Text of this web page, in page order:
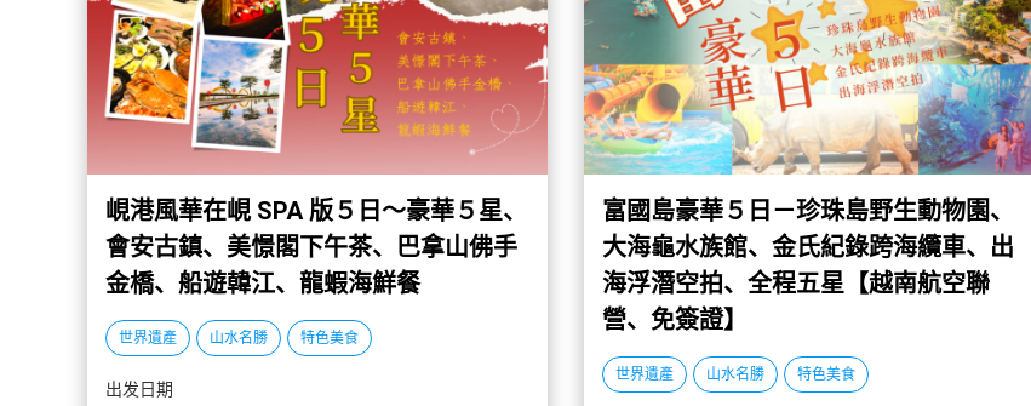
夥
伴！
LOCAL
峴港風華在峴 SPA 版５日～豪華５星、
會安古鎮、美憬閣下午茶、巴拿山佛手
金橋、船遊韓江、龍蝦海鮮餐
世界遺產 山水名勝 特色美食
出发日期
富國島豪華５日－珍珠島野生動物園、
大海龜水族館、金氏紀錄跨海纜車、出
海浮潛空拍、全程五星【越南航空聯
營、免簽證】
世界遺產 山水名勝 特色美食